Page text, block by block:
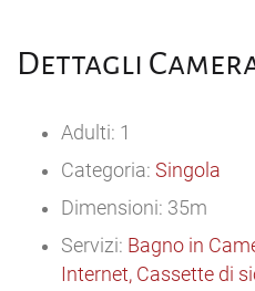
Dettagli
Adulti: 1
Categoria: Singola
Dimensioni: 35m
Servizi: Bagno in
Internet, Cassette di